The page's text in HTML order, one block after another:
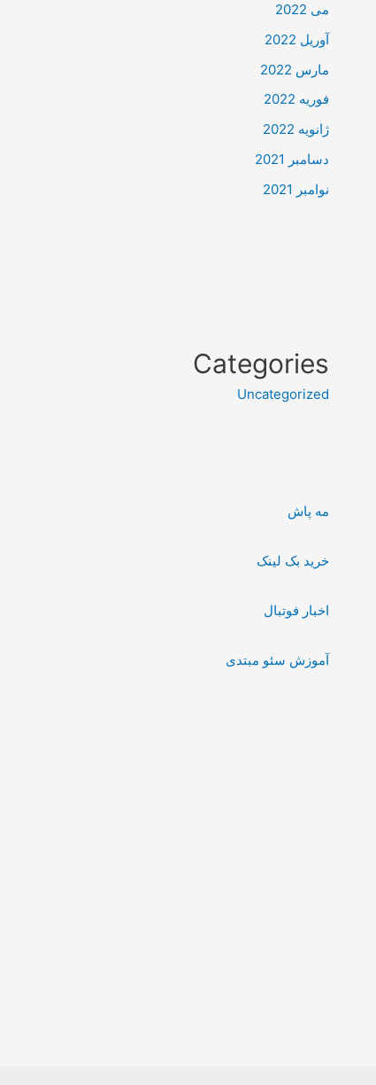
می 2022
آوریل 2022
مارس 2022
فوریه 2022
ژانویه 2022
دسامبر 2021
نوامبر 2021
Categories
Uncategorized
مه پاش
خرید بک لینک
اخبار فوتبال
آموزش سئو مبتدی